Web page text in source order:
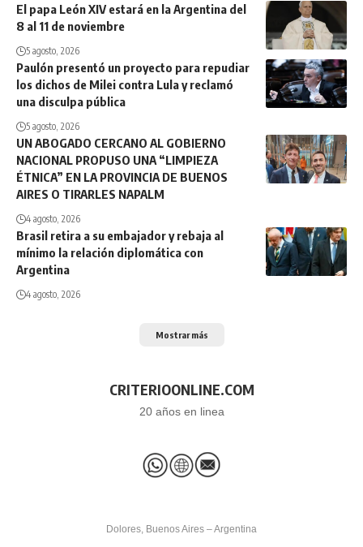
El papa León XIV estará en la Argentina del
8 al 11 de noviembre
5 agosto, 2026
Paulón presentó un proyecto para repudiar
los dichos de Milei contra Lula y reclamó
una disculpa pública
5 agosto, 2026
UN ABOGADO CERCANO AL GOBIERNO
NACIONAL PROPUSO UNA “LIMPIEZA
ÉTNICA” EN LA PROVINCIA DE BUENOS
AIRES O TIRARLES NAPALM
4 agosto, 2026
Brasil retira a su embajador y rebaja al
mínimo la relación diplomática con
Argentina
4 agosto, 2026
Mostrar más
CRITERIOONLINE.COM
20 años en linea
Dolores, Buenos Aires – Argentina